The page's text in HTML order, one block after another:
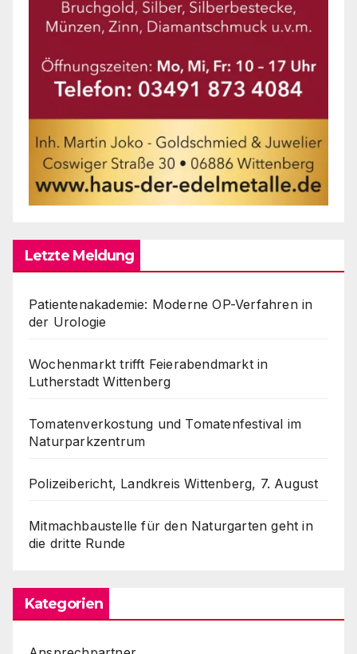
Letzte Meldung
Patientenakademie: Moderne OP-Verfahren in
der Urologie
Wochenmarkt trifft Feierabendmarkt in
Lutherstadt Wittenberg
Tomatenverkostung und Tomatenfestival im
Naturparkzentrum
Polizeibericht, Landkreis Wittenberg, 7. August
Mitmachbaustelle für den Naturgarten geht in
die dritte Runde
Kategorien